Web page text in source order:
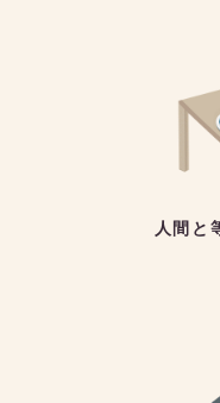
人間と